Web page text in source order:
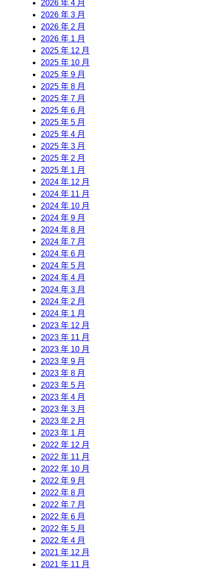
2026 年 4 月
2026 年 3 月
2026 年 2 月
2026 年 1 月
2025 年 12 月
2025 年 10 月
2025 年 9 月
2025 年 8 月
2025 年 7 月
2025 年 6 月
2025 年 5 月
2025 年 4 月
2025 年 3 月
2025 年 2 月
2025 年 1 月
2024 年 12 月
2024 年 11 月
2024 年 10 月
2024 年 9 月
2024 年 8 月
2024 年 7 月
2024 年 6 月
2024 年 5 月
2024 年 4 月
2024 年 3 月
2024 年 2 月
2024 年 1 月
2023 年 12 月
2023 年 11 月
2023 年 10 月
2023 年 9 月
2023 年 8 月
2023 年 5 月
2023 年 4 月
2023 年 3 月
2023 年 2 月
2023 年 1 月
2022 年 12 月
2022 年 11 月
2022 年 10 月
2022 年 9 月
2022 年 8 月
2022 年 7 月
2022 年 6 月
2022 年 5 月
2022 年 4 月
2021 年 12 月
2021 年 11 月